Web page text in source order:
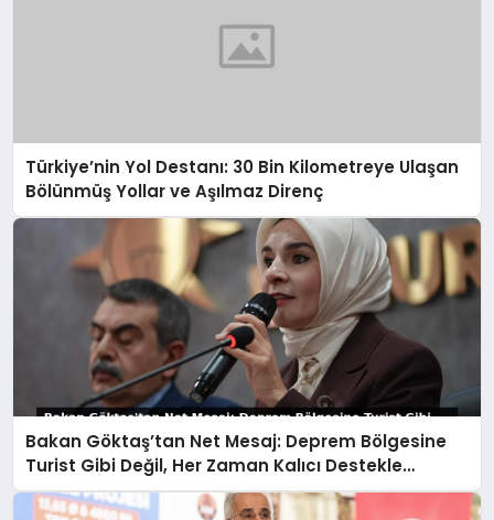
Türkiye’nin Yol Destanı: 30 Bin Kilometreye Ulaşan
Bölünmüş Yollar ve Aşılmaz Direnç
Bakan Göktaş’tan Net Mesaj: Deprem Bölgesine
Turist Gibi Değil, Her Zaman Kalıcı Destekle
Gidiyoruz!